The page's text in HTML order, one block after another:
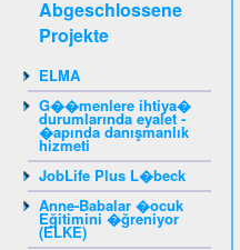
Abgeschlossene
Projekte
ELMA
G��menlere ihtiya�
durumlarında eyalet -
�apında danışmanlık
hizmeti
JobLife Plus L�beck
Anne-Babalar �ocuk
Eğitimini �ğreniyor
(ELKE)